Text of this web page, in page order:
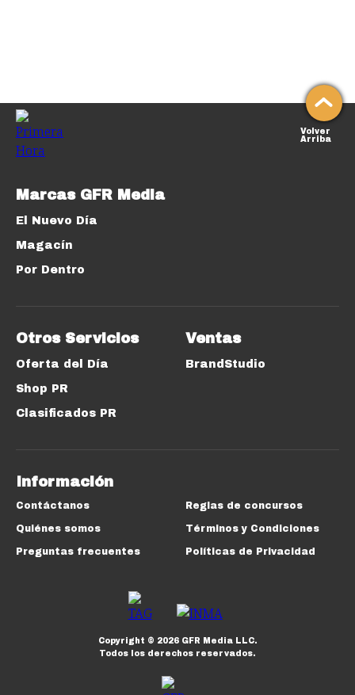
Volver
Arriba
Marcas GFR Media
El Nuevo Día
Magacín
Por Dentro
Otros Servicios
Oferta del Día
Shop PR
Clasificados PR
Ventas
BrandStudio
Información
Contáctanos
Quiénes somos
Preguntas frecuentes
Reglas de concursos
Términos y Condiciones
Políticas de Privacidad
Copyright © 2026GFR Media LLC.
Todos los derechos reservados.